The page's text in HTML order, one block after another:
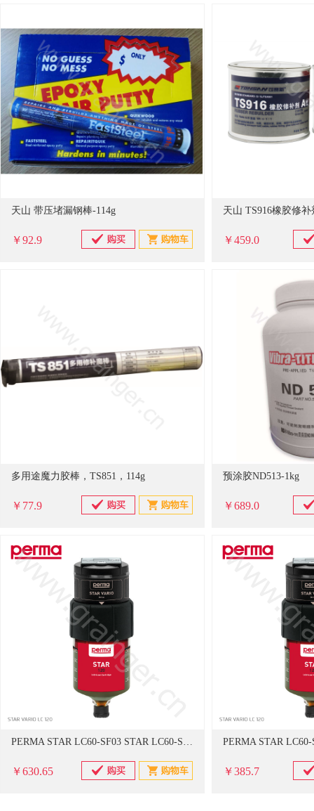
天山 带压堵漏钢棒-114g
￥92.9
天山 TS916橡胶修补
￥459.0
多用途魔力胶棒，TS851，114g
￥77.9
预涂胶ND513-1kg
￥689.0
PERMA STAR LC60-SF03 STAR LC60-SF03 PERMA电池驱动单点润滑器油杯 STAR LC 60-SF03-60毫升
￥630.65 ￥385.7